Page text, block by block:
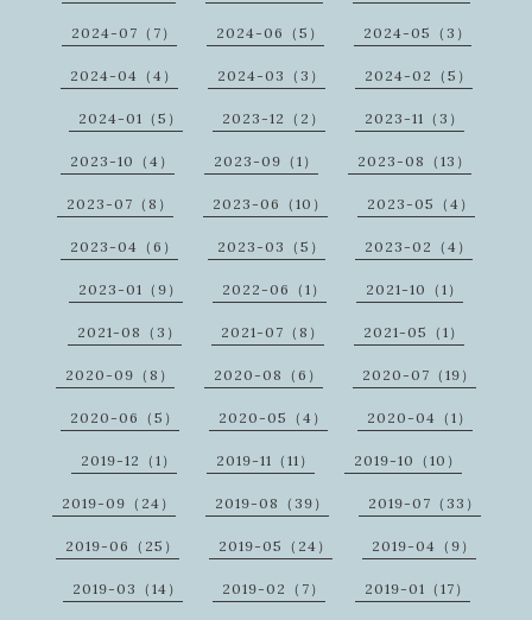
2024-07（7） 2024-06（5） 2024-05（3）
2024-04（4） 2024-03（3） 2024-02（5）
2024-01（5） 2023-12（2） 2023-11（3）
2023-10（4） 2023-09（1） 2023-08（13）
2023-07（8） 2023-06（10） 2023-05（4）
2023-04（6） 2023-03（5） 2023-02（4）
2023-01（9） 2022-06（1） 2021-10（1）
2021-08（3） 2021-07（8） 2021-05（1）
2020-09（8） 2020-08（6） 2020-07（19）
2020-06（5） 2020-05（4） 2020-04（1）
2019-12（1） 2019-11（11） 2019-10（10）
2019-09（24） 2019-08（39） 2019-07（33）
2019-06（25） 2019-05（24） 2019-04（9）
2019-03（14） 2019-02（7） 2019-01（17）